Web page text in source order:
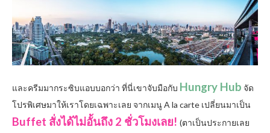
และครีมมากระซิบแอบบอกว่า ที่นี่เขาจับมือกับ Hungry Hub จัด
โปรพิเศษมาให้เราโดยเฉพาะเลย จากเมนู A la carte เปลี่ยนมาเป็น
Buffet สั่งได้ไม่อั้นถึง 2 ชั่วโมงเลย! (ตาเป็นประกายเลย